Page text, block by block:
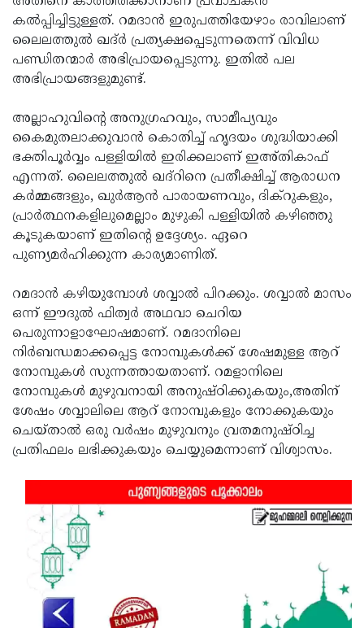
കൽപ്പിച്ചിട്ടുള്ളത്. റമദാൻ ഇരുപത്തിയേഴാം രാവിലാണ്
ലൈലത്തുൽ ഖദ്‌ർ പ്രത്യക്ഷപ്പെടുന്നതെന്ന് വിവിധ
പണ്ഡിതന്മാർ അഭിപ്രായപ്പെടുന്നു. ഇതിൽ പല
അഭിപ്രായങ്ങളുമുണ്ട്.
അല്ലാഹുവിന്റെ അനുഗ്രഹവും, സാമീപ്യവും
കൈമുതലാക്കുവാൻ കൊതിച്ച് ഹൃദയം ശുദ്ധിയാക്കി
ഭക്തിപൂർവ്വം പള്ളിയിൽ ഇരിക്കലാണ് ഇഅ്തികാഫ്
എന്നത്. ലൈലത്തുൽ ഖദ്റിനെ പ്രതീക്ഷിച്ച് ആരാധന
കർമ്മങ്ങളും, ഖുർആൻ പാരായണവും, ദിക്റുകളും,
പ്രാർത്ഥനകളിലുമെല്ലാം മുഴുകി പള്ളിയിൽ കഴിഞ്ഞു
കൂടുകയാണ് ഇതിന്റെ ഉദ്ദേശ്യം. ഏറെ
പുണ്യമർഹിക്കുന്ന കാര്യമാണിത്.
റമദാൻ കഴിയുമ്പോൾ ശവ്വാൽ പിറക്കും. ശവ്വാൽ മാസം
ഒന്ന് ഈദുൽ ഫിത്വർ അഥവാ ചെറിയ
പെരുന്നാളാഘോഷമാണ്. റമദാനിലെ
നിർബന്ധമാക്കപ്പെട്ട നോമ്പുകൾക്ക് ശേഷമുള്ള ആറ്
നോമ്പുകൾ സുന്നത്തായതാണ്. റമളാനിലെ
നോമ്പുകൾ മുഴുവനായി അനുഷ്ഠിക്കുകയും,അതിന്
ശേഷം ശവ്വാലിലെ ആറ് നോമ്പുകളും നോക്കുകയും
ചെയ്താൽ ഒരു വർഷം മുഴുവനും വ്രതമനുഷ്ഠിച്ച
പ്രതിഫലം ലഭിക്കുകയും ചെയ്യുമെന്നാണ് വിശ്വാസം.